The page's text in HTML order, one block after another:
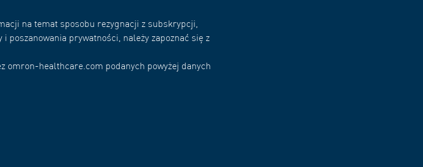
na temat sposobu rezygnacji z subskrypcji,
poszanowania prywatności, należy zapoznać się z
omron-healthcare.com podanych powyżej danych